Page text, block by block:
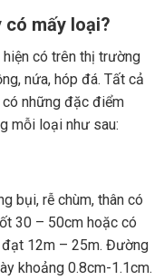
có mấy loại?
hiện có trên thị trường
nứa, hóp đá. Tất cả
có những đặc điểm
mỗi loại như sau:
bụi, rễ chùm, thân có
30 – 50cm hoặc có
đạt 12m – 25m. Đường
khoảng 0.8cm-1.1cm.